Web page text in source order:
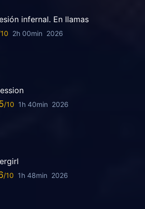
infernal. En llamas
2h 00min 2026
1h 40min 2026
1h 48min 2026